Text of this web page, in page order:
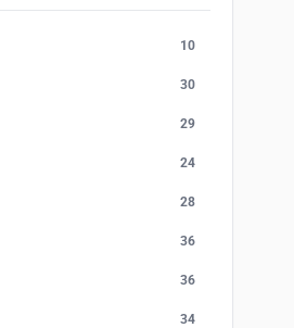
10
30
29
24
28
36
36
34